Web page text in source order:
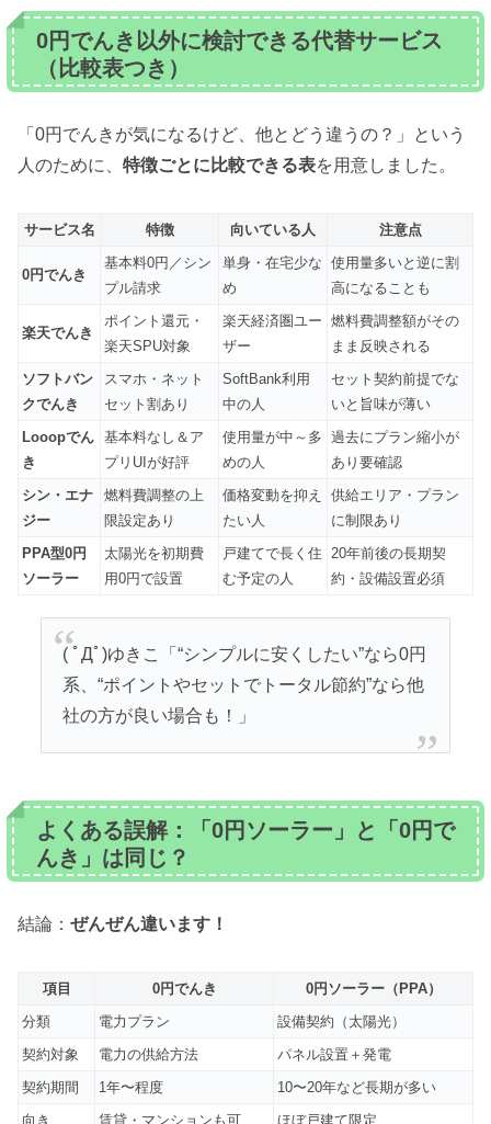
0円でんき以外に検討できる代替サービス
（比較表つき）
「0円でんきが気になるけど、他とどう違うの？」という
人のために、 特徴ごとに比較できる表を用意しました。
サービス名 特徴 向いている人 注意点
0円でんき
基本料0円／シン
プル請求
単身・在宅少な
め
使用量多いと逆に割
高になることも
楽天でんき
ポイント還元・
楽天SPU対象
楽天経済圏ユー
ザー
燃料費調整額がその
まま反映される
ソフトバン
クでんき
スマホ・ネット
セット割あり
SoftBank利用
中の人
セット契約前提でな
いと旨味が薄い
Looopでん
き
基本料なし＆ア
プリUIが好評
使用量が中～多
めの人
過去にプラン縮小が
あり要確認
シン・エナ
ジー
燃料費調整の上
限設定あり
価格変動を抑え
たい人
供給エリア・プラン
に制限あり
PPA型0円
ソーラー
太陽光を初期費
用0円で設置
戸建てで長く住
む予定の人
20年前後の長期契
約・設備設置必須
( ﾟДﾟ)ゆきこ「“シンプルに安くしたい”なら0円
系、“ポイントやセットでトータル節約”なら他
社の方が良い場合も！」
よくある誤解：「0円ソーラー」と「0円で
んき」は同じ？
結論： ぜんぜん違います！
項目 0円でんき
0円ソーラー（PPA）
分類
電力プラン
設備契約（太陽光）
契約対象
電力の供給方法
パネル設置＋発電
契約期間
1年〜程度
10〜20年など長期が多い
向き
賃貸・マンションも可 ほぼ戸建て限定